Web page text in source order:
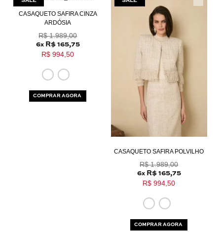
CASAQUETO SAFIRA CINZA
ARDÓSIA
R$ 1.989,00
6x R$ 165,75
R$ 994,50
COMPRAR AGORA
CASAQUETO SAFIRA POLVILHO
R$ 1.989,00
6x R$ 165,75
R$ 994,50
COMPRAR AGORA